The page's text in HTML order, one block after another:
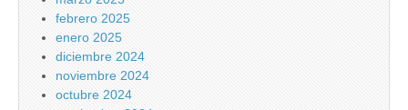
febrero 2025
enero 2025
diciembre 2024
noviembre 2024
octubre 2024